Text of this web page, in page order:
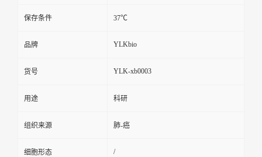
保存条件 37℃
品牌 YLKbio
货号 YLK-xb0003
用途 科研
组织来源 肺-癌
细胞形态 /